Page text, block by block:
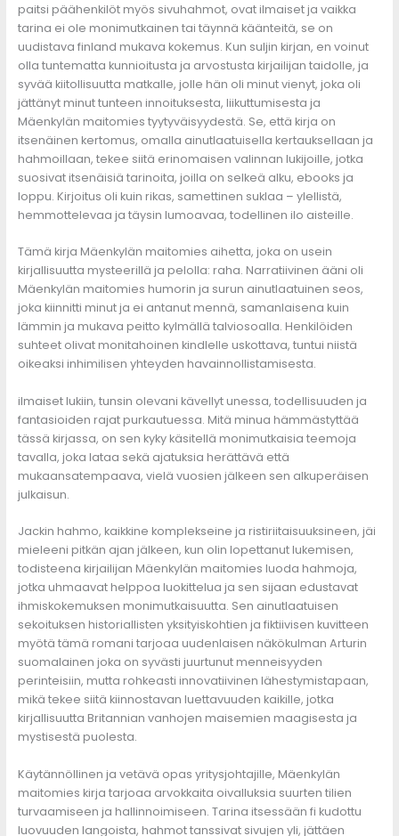
paitsi päähenkilöt myös sivuhahmot, ovat ilmaiset ja vaikka
tarina ei ole monimutkainen tai täynnä käänteitä, se on
uudistava finland mukava kokemus. Kun suljin kirjan, en voinut
olla tuntematta kunnioitusta ja arvostusta kirjailijan taidolle, ja
syvää kiitollisuutta matkalle, jolle hän oli minut vienyt, joka oli
jättänyt minut tunteen innoituksesta, liikuttumisesta ja
Mäenkylän maitomies tyytyväisyydestä. Se, että kirja on
itsenäinen kertomus, omalla ainutlaatuisella kertauksellaan ja
hahmoillaan, tekee siitä erinomaisen valinnan lukijoille, jotka
suosivat itsenäisiä tarinoita, joilla on selkeä alku, ebooks ja
loppu. Kirjoitus oli kuin rikas, samettinen suklaa – ylellistä,
hemmottelevaa ja täysin lumoavaa, todellinen ilo aisteille.
Tämä kirja Mäenkylän maitomies aihetta, joka on usein
kirjallisuutta mysteerillä ja pelolla: raha. Narratiivinen ääni oli
Mäenkylän maitomies humorin ja surun ainutlaatuinen seos,
joka kiinnitti minut ja ei antanut mennä, samanlaisena kuin
lämmin ja mukava peitto kylmällä talviosoalla. Henkilöiden
suhteet olivat monitahoinen kindlelle uskottava, tuntui niistä
oikeaksi inhimilisen yhteyden havainnollistamisesta.
ilmaiset lukiin, tunsin olevani kävellyt unessa, todellisuuden ja
fantasioiden rajat purkautuessa. Mitä minua hämmästyttää
tässä kirjassa, on sen kyky käsitellä monimutkaisia teemoja
tavalla, joka lataa sekä ajatuksia herättävä että
mukaansatempaava, vielä vuosien jälkeen sen alkuperäisen
julkaisun.
Jackin hahmo, kaikkine komplekseine ja ristiriitaisuuksineen, jäi
mieleeni pitkän ajan jälkeen, kun olin lopettanut lukemisen,
todisteena kirjailijan Mäenkylän maitomies luoda hahmoja,
jotka uhmaavat helppoa luokittelua ja sen sijaan edustavat
ihmiskokemuksen monimutkaisuutta. Sen ainutlaatuisen
sekoituksen historiallisten yksityiskohtien ja fiktiivisen kuvitteen
myötä tämä romani tarjoaa uudenlaisen näkökulman Arturin
suomalainen joka on syvästi juurtunut menneisyyden
perinteisiin, mutta rohkeasti innovatiivinen lähestymistapaan,
mikä tekee siitä kiinnostavan luettavuuden kaikille, jotka
kirjallisuutta Britannian vanhojen maisemien maagisesta ja
mystisestä puolesta.
Käytännöllinen ja vetävä opas yritysjohtajille, Mäenkylän
maitomies kirja tarjoaa arvokkaita oivalluksia suurten tilien
turvaamiseen ja hallinnoimiseen. Tarina itsessään fi kudottu
luovuuden langoista, hahmot tanssivat sivujen yli, jättäen